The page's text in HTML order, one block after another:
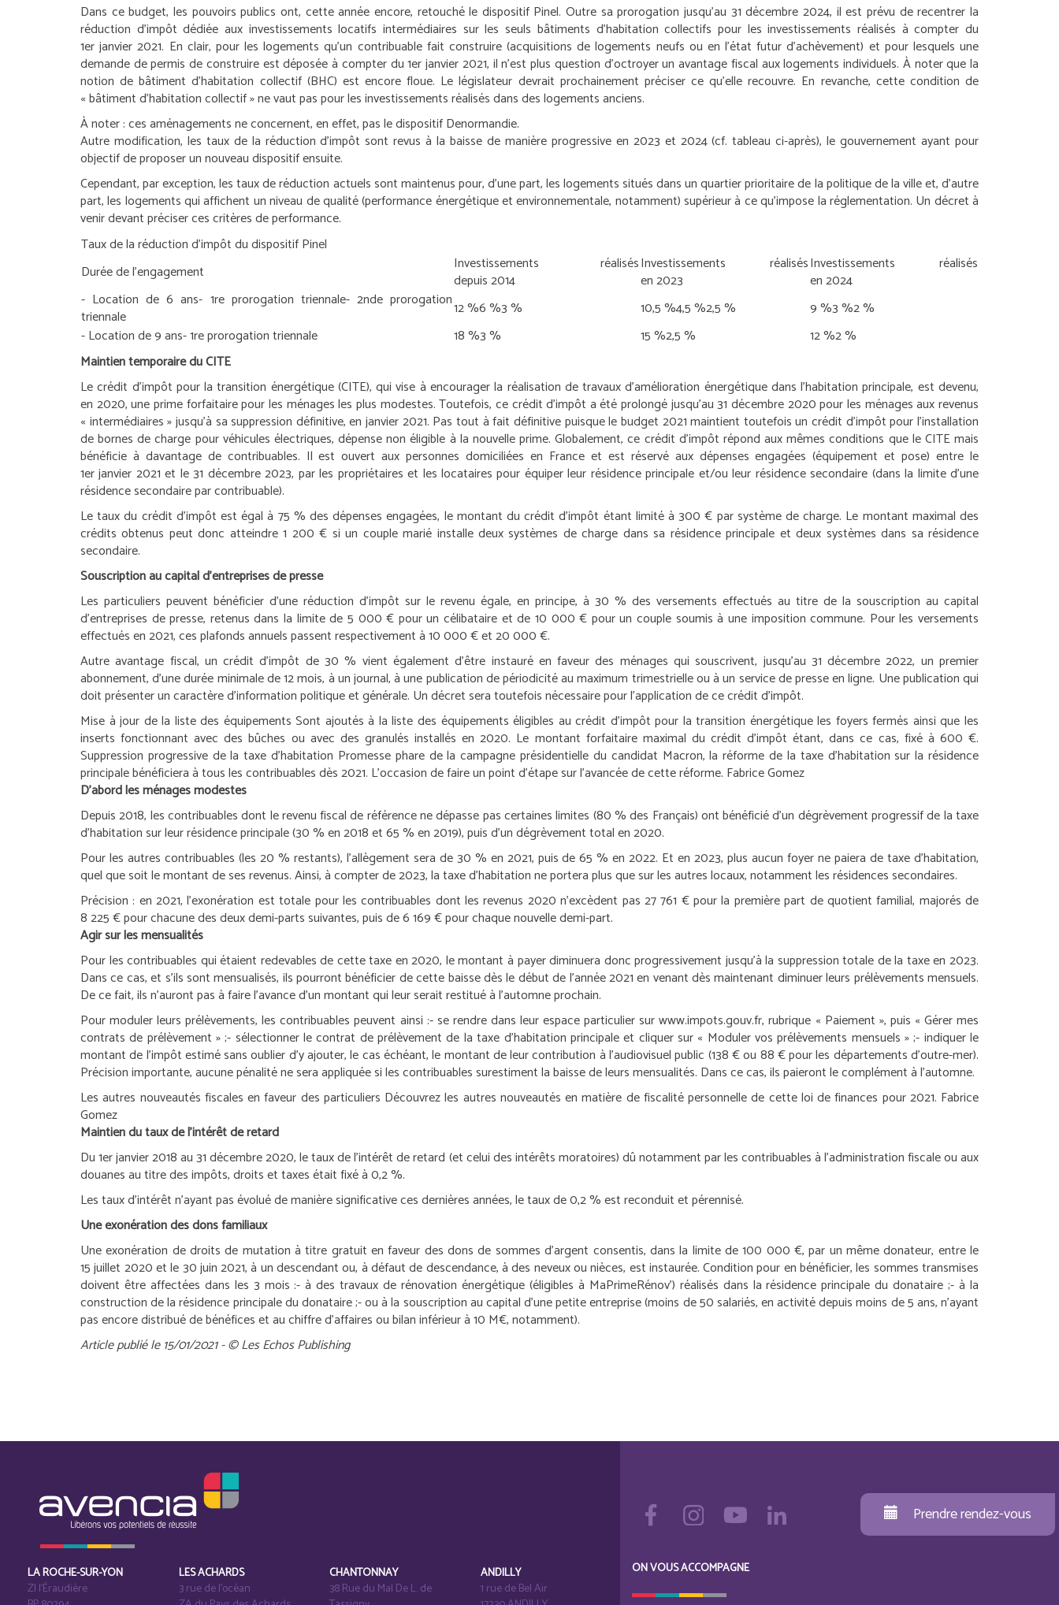
Dans ce budget, les pouvoirs publics ont, cette année encore, retouché le dispositif Pinel. Outre sa prorogation jusqu’au 31 décembre 2024, il est prévu de recentrer la
réduction d’impôt dédiée aux investissements locatifs intermédiaires sur les seuls bâtiments d’habitation collectifs pour les investissements réalisés à compter du
1er janvier 2021. En clair, pour les logements qu’un contribuable fait construire (acquisitions de logements neufs ou en l’état futur d’achèvement) et pour lesquels une
demande de permis de construire est déposée à compter du 1erjanvier 2021, il n’est plus question d’octroyer un avantage fiscal aux logements individuels. À noter que la
notion de bâtiment d’habitation collectif (BHC) est encore floue. Le législateur devrait prochainement préciser ce qu’elle recouvre. En revanche, cette condition de
« bâtiment d’habitation collectif » ne vaut pas pour les investissements réalisés dans des logements anciens.
À noter :ces aménagements ne concernent, en effet, pas le dispositif Denormandie.
Autre modification, les taux de la réduction d’impôt sont revus à la baisse de manière progressive en 2023 et 2024 (cf. tableau ci-après), le gouvernement ayant pour
objectif de proposer un nouveau dispositif ensuite.
Cependant, par exception, les taux de réduction actuels sont maintenus pour, d’une part, les logements situés dans un quartier prioritaire de la politique de la ville et, d’autre
part, les logements qui affichent un niveau de qualité (performance énergétique et environnementale, notamment) supérieur à ce qu’impose la réglementation. Un décret à
venir devant préciser ces critères de performance.
Taux de la réduction d’impôt du dispositif Pinel
Durée de l’engagement
Investissements réalisés
depuis 2014
Investissements réalisés
en 2023
Investissements réalisés
en 2024
- Location de 6 ans- 1reprorogation triennale- 2ndeprorogation
triennale
12 %6 %3 % 10,5 %4,5 %2,5 % 9 %3 %2 %
- Location de 9 ans- 1reprorogation triennale 18 %3 % 15 %2,5 % 12 %2 %
Maintien temporaire du CITE
Le crédit d’impôt pour la transition énergétique (CITE), qui vise à encourager la réalisation de travaux d’amélioration énergétique dans l’habitation principale, est devenu,
en 2020, une prime forfaitaire pour les ménages les plus modestes. Toutefois, ce crédit d’impôt a été prolongé jusqu’au 31 décembre 2020 pour les ménages aux revenus
« intermédiaires » jusqu’à sa suppression définitive, en janvier 2021. Pas tout à fait définitive puisque le budget 2021 maintient toutefois un crédit d’impôt pour l’installation
de bornes de charge pour véhicules électriques, dépense non éligible à la nouvelle prime. Globalement, ce crédit d’impôt répond aux mêmes conditions que le CITE mais
bénéficie à davantage de contribuables. Il est ouvert aux personnes domiciliées en France et est réservé aux dépenses engagées (équipement et pose) entre le
1erjanvier 2021 et le 31 décembre 2023, par les propriétaires et les locataires pour équiper leur résidence principale et/ou leur résidence secondaire (dans la limite d’une
résidence secondaire par contribuable).
Le taux du crédit d’impôt est égal à 75 % des dépenses engagées, le montant du crédit d’impôt étant limité à 300 € par système de charge. Le montant maximal des
crédits obtenus peut donc atteindre 1 200 € si un couple marié installe deux systèmes de charge dans sa résidence principale et deux systèmes dans sa résidence
secondaire.
Souscription au capital d’entreprises de presse
Les particuliers peuvent bénéficier d’une réduction d’impôt sur le revenu égale, en principe, à 30 % des versements effectués au titre de la souscription au capital
d’entreprises de presse, retenus dans la limite de 5 000 € pour un célibataire et de 10 000 € pour un couple soumis à une imposition commune. Pour les versements
effectués en 2021, ces plafonds annuels passent respectivement à 10 000 € et 20 000 €.
Autre avantage fiscal, un crédit d’impôt de 30 % vient également d’être instauré en faveur des ménages qui souscrivent, jusqu’au 31 décembre 2022, un premier
abonnement, d’une durée minimale de 12 mois, à un journal, à une publication de périodicité au maximum trimestrielle ou à un service de presse en ligne. Une publication qui
doit présenter un caractère d’information politique et générale. Un décret sera toutefois nécessaire pour l’application de ce crédit d’impôt.
Mise à jour de la liste des équipements Sont ajoutés à la liste des équipements éligibles au crédit d’impôt pour la transition énergétique les foyers fermés ainsi que les
inserts fonctionnant avec des bûches ou avec des granulés installés en 2020. Le montant forfaitaire maximal du crédit d’impôt étant, dans ce cas, fixé à 600 €.
Suppression progressive de la taxe d’habitation Promesse phare de la campagne présidentielle du candidat Macron, la réforme de la taxe d’habitation sur la résidence
principale bénéficiera à tous les contribuables dès 2021. L’occasion de faire un point d’étape sur l’avancée de cette réforme. Fabrice Gomez
D’abord les ménages modestes
Depuis 2018, les contribuables dont le revenu fiscal de référence ne dépasse pas certaines limites (80 % des Français) ont bénéficié d’un dégrèvement progressif de la taxe
d’habitation sur leur résidence principale (30 % en 2018 et 65 % en 2019), puis d’un dégrèvement total en 2020.
Pour les autres contribuables (les 20 % restants), l’allègement sera de 30 % en 2021, puis de 65 % en 2022. Et en 2023, plus aucun foyer ne paiera de taxe d’habitation,
quel que soit le montant de ses revenus. Ainsi, à compter de 2023, la taxe d’habitation ne portera plus que sur les autres locaux, notamment les résidences secondaires.
Précision : en 2021, l’exonération est totale pour les contribuables dont les revenus 2020 n’excèdent pas 27 761 € pour la première part de quotient familial, majorés de
8 225 € pour chacune des deux demi-parts suivantes, puis de 6 169 € pour chaque nouvelle demi-part.
Agir sur les mensualités
Pour les contribuables qui étaient redevables de cette taxe en 2020, le montant à payer diminuera donc progressivement jusqu’à la suppression totale de la taxe en 2023.
Dans ce cas, et s’ils sont mensualisés, ils pourront bénéficier de cette baisse dès le début de l’année 2021 en venant dès maintenant diminuer leurs prélèvements mensuels.
De ce fait, ils n’auront pas à faire l’avance d’un montant qui leur serait restitué à l’automne prochain.
Pour moduler leurs prélèvements, les contribuables peuvent ainsi :- se rendre dans leur espace particulier sur www.impots.gouv.fr, rubrique « Paiement », puis « Gérer mes
contrats de prélèvement » ;- sélectionner le contrat de prélèvement de la taxe d’habitation principale et cliquer sur « Moduler vos prélèvements mensuels » ;- indiquer le
montant de l’impôt estimé sans oublier d’y ajouter, le cas échéant, le montant de leur contribution à l’audiovisuel public (138 € ou 88 € pour les départements d’outre-mer).
Précision importante, aucune pénalité ne sera appliquée si les contribuables surestiment la baisse de leurs mensualités. Dans ce cas, ils paieront le complément à l’automne.
Les autres nouveautés fiscales en faveur des particuliers Découvrez les autres nouveautés en matière de fiscalité personnelle de cette loi de finances pour 2021. Fabrice
Gomez
Maintien du taux de l’intérêt de retard
Du 1erjanvier 2018 au 31 décembre 2020, le taux de l’intérêt de retard (et celui des intérêts moratoires) dû notamment par les contribuables à l’administration fiscale ou aux
douanes au titre des impôts, droits et taxes était fixé à 0,2 %.
Les taux d’intérêt n’ayant pas évolué de manière significative ces dernières années, le taux de 0,2 % est reconduit et pérennisé.
Une exonération des dons familiaux
Une exonération de droits de mutation à titre gratuit en faveur des dons de sommes d’argent consentis, dans la limite de 100 000 €, par un même donateur, entre le
15 juillet 2020 et le 30 juin 2021, à un descendant ou, à défaut de descendance, à des neveux ou nièces, est instaurée. Condition pour en bénéficier, les sommes transmises
doivent être affectées dans les 3 mois :- à des travaux de rénovation énergétique (éligibles à MaPrimeRénov’) réalisés dans la résidence principale du donataire ;- à la
construction de la résidence principale du donataire ;- ou à la souscription au capital d’une petite entreprise (moins de 50 salariés, en activité depuis moins de 5 ans, n’ayant
pas encore distribué de bénéfices et au chiffre d’affaires ou bilan inférieur à 10 M€, notamment).
Article publié le 15/01/2021 - © Les Echos Publishing
LA ROCHE-SUR-YON
ZI l‘Éraudière
LES ACHARDS
3 rue de l’océan
CHANTONNAY
38 Rue du Mal De L. de
ANDILLY
1 rue de Bel Air
Prendre rendez-vous
ON VOUS ACCOMPAGNE